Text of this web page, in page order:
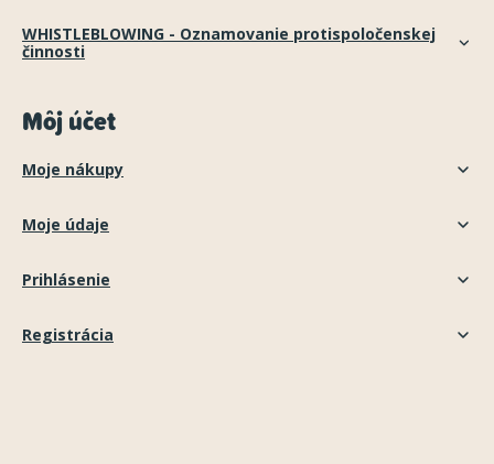
WHISTLEBLOWING - Oznamovanie protispoločenskej
činnosti
Môj účet
Moje nákupy
Moje údaje
Prihlásenie
Registrácia